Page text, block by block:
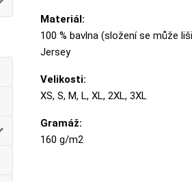
Materiál:
100 % bavlna (složení se může
Jersey
Velikosti:
XS, S, M, L, XL, 2XL, 3XL
Gramáž:
160 g/m2